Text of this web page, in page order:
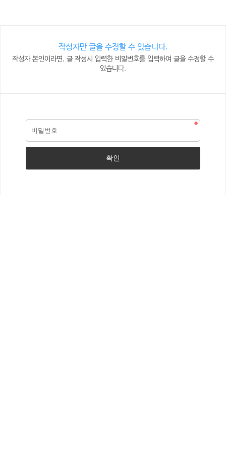
작성자만 글을 수정할 수 있습니다.
작성자 본인이라면, 글 작성시 입력한 비밀번호를 입력하여 글을 수정할 수
있습니다.